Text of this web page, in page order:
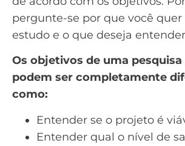
pergunte-se por que você quer
estudo e o que deseja
Os objetivos de uma
podem ser completamente
como:
Entender se o projeto é
Entender qual o nível de